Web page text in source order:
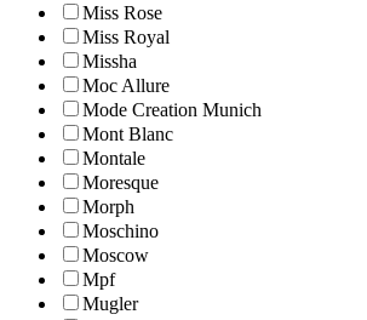
Miss Rose
Miss Royal
Missha
Moc Allure
Mode Creation Munich
Mont Blanc
Montale
Moresque
Morph
Moschino
Moscow
Mpf
Mugler